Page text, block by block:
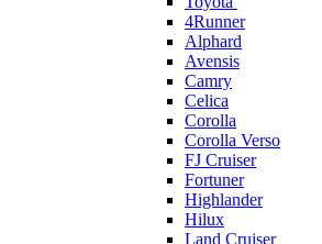
4Runner
Alphard
Avensis
Camry
Celica
Corolla
Corolla Verso
FJ Cruiser
Fortuner
Highlander
Hilux
Land Cruiser